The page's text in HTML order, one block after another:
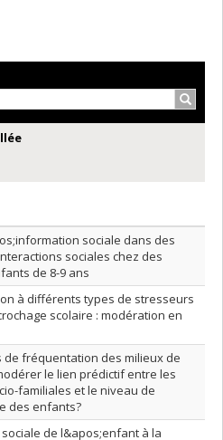
croissant
en ordre croissant
sociale dans des
sociales chez des
de 8-9 ans
à différents types de stresseurs
scolaire : modération en
fréquentation des milieux de
le lien prédictif entre les
familiales et le niveau de
des enfants?
de l&apos;enfant à la